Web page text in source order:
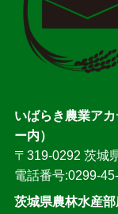
いばらき農業ア
ー内）
〒319-0292 茨城
電話番号:0299-
茨城県農林水産